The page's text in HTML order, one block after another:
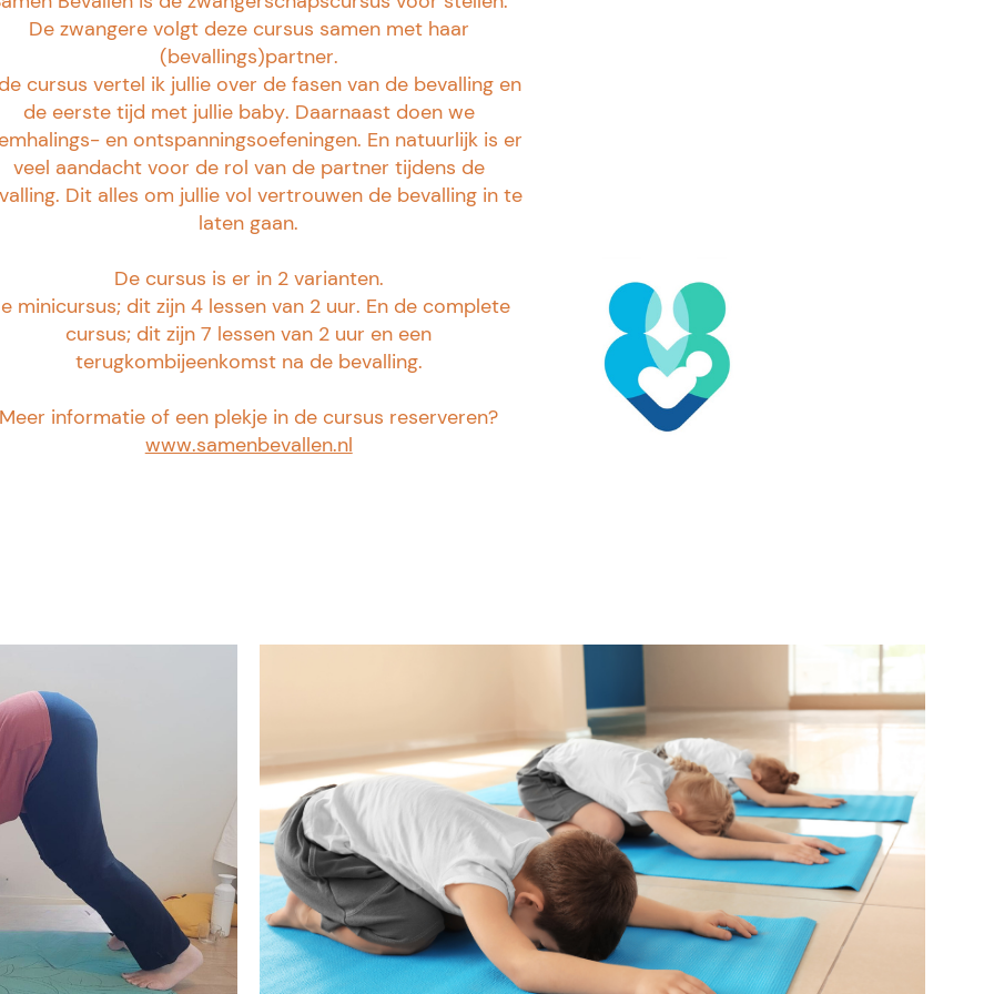
De zwangere volgt deze cursus samen met haar
(bevallings)partner.
cursus vertel ik jullie over de fasen van de bevalling en
de eerste tijd met jullie baby. Daarnaast doen we
en ontspanningsoefeningen. En natuurlijk is er
veel aandacht voor de rol van de partner tijdens de
Dit alles om jullie vol vertrouwen de bevalling in te
laten gaan.
De cursus is er in 2 varianten.
minicursus; dit zijn 4 lessen van 2 uur. En de complete
cursus; dit zijn 7 lessen van 2 uur en een
terugkombijeenkomst na de bevalling.
Meer informatie of een plekje in de cursus reserveren?
www.samenbevallen.nl